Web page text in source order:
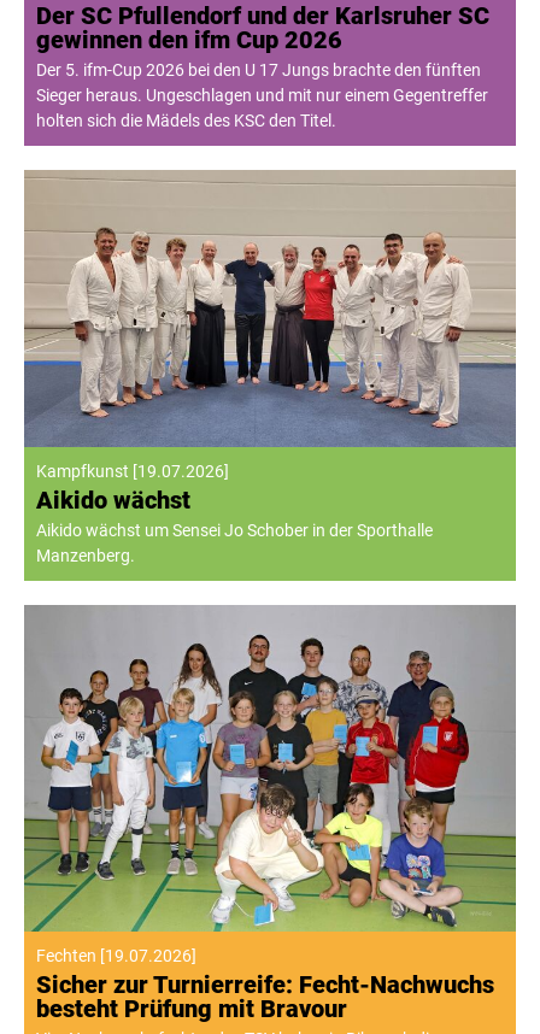
Der SC Pfullendorf und der Karlsruher SC
gewinnen den ifm Cup 2026
Der 5. ifm-Cup 2026 bei den U 17 Jungs brachte den fünften
Sieger heraus. Ungeschlagen und mit nur einem Gegentreffer
holten sich die Mädels des KSC den Titel.
Kampfkunst [19.07.2026]
Aikido wächst
Aikido wächst um Sensei Jo Schober in der Sporthalle
Manzenberg.
Fechten [19.07.2026]
Sicher zur Turnierreife: Fecht-Nachwuchs
besteht Prüfung mit Bravour